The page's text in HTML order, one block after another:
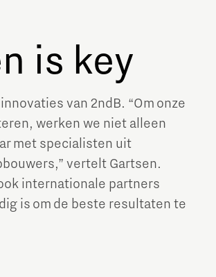
is key
van 2ndB. “Om onze
werken we niet alleen
met specialisten uit
vertelt Gartsen.
internationale partners
is om de beste resultaten te